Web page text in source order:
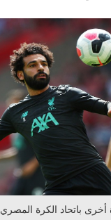
باتحاد الكرة المصري